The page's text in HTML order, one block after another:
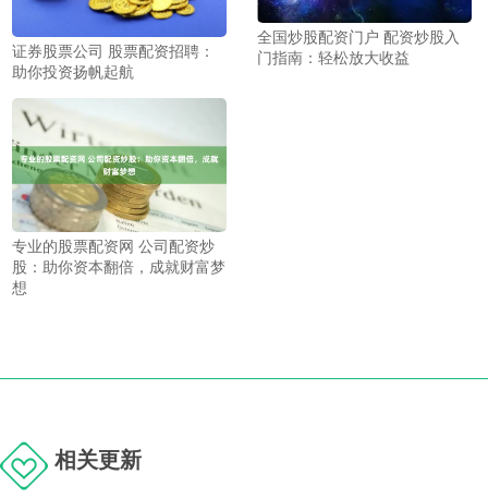
证券股票公司 股票配资招聘：
助你投资扬帆起航
全国炒股配资门户 配资炒股入
门指南：轻松放大收益
专业的股票配资网 公司配资炒
股：助你资本翻倍，成就财富梦
想
相关更新